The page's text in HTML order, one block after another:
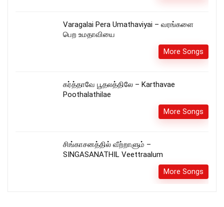
Varagalai Pera Umathaviyai – வரங்களை
பெற உமதாவியை
More Songs
கர்த்தாவே பூதலத்திலே – Karthavae
Poothalathilae
More Songs
சிங்காசனத்தில் வீற்றாளும் –
SINGASANATHIL Veettraalum
More Songs